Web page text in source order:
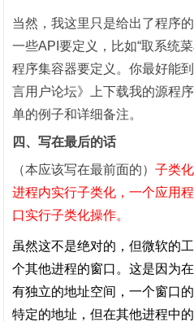
当然，我这里只是给出了程序
一些API要定义，比如“取系统
程序集容器要定义。你最好能到
言用户论坛》上下载我的源程
单的例子和详细备注。
四、写在最后的话
（本应该写在最前面的）子类
进程内实行子类化，一个应用
口实行子类化操作。
虽然这不是绝对的，但微软的
个其他进程的窗口。这是因为在
有独立的地址空间，一个窗口
特定的地址，但在其他进程中